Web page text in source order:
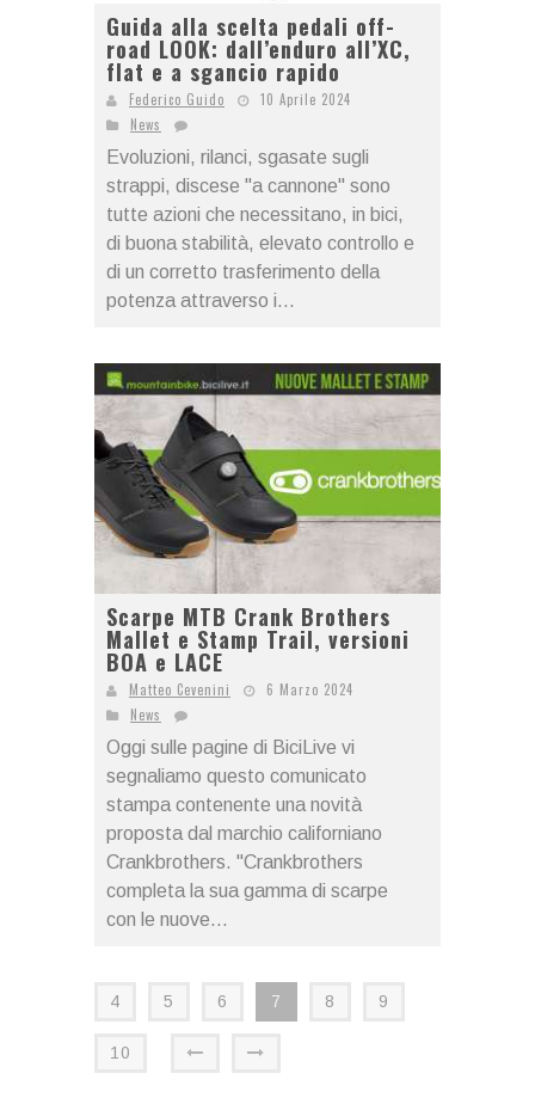
Guida alla scelta pedali off-
road LOOK: dall’enduro all’XC,
flat e a sgancio rapido
Federico Guido
10 Aprile 2024
News
Evoluzioni, rilanci, sgasate sugli
strappi, discese "a cannone" sono
tutte azioni che necessitano, in bici,
di buona stabilità, elevato controllo e
di un corretto trasferimento della
potenza attraverso i...
Scarpe MTB Crank Brothers
Mallet e Stamp Trail, versioni
BOA e LACE
Matteo Cevenini
6 Marzo 2024
News
Oggi sulle pagine di BiciLive vi
segnaliamo questo comunicato
stampa contenente una novità
proposta dal marchio californiano
Crankbrothers. "Crankbrothers
completa la sua gamma di scarpe
con le nuove...
4 5 6 7 8 9
10